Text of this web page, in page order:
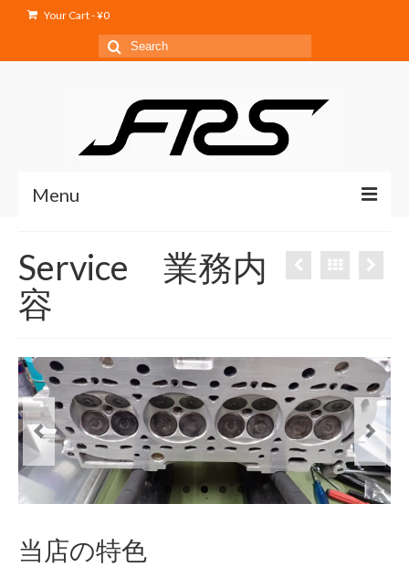
Your Cart-¥0
Search
for:
Menu
Service
Shop
Blog
Info
Contact Us
Service 業務内
容
当店の特色